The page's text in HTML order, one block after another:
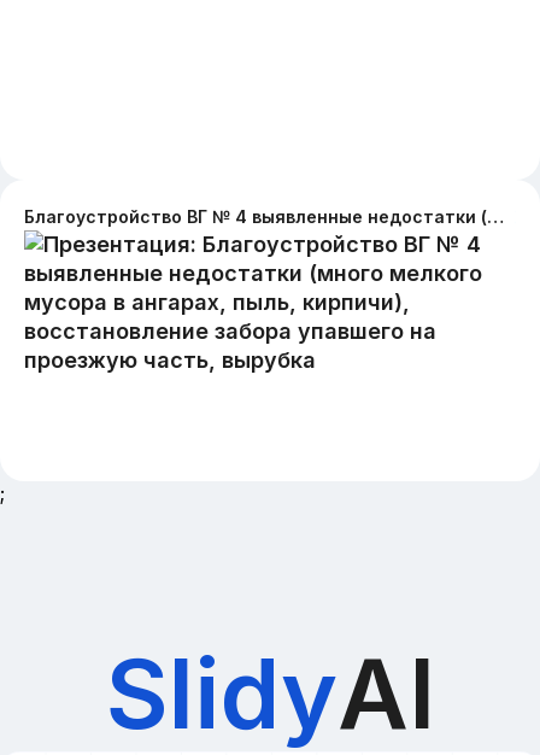
Благоустройство ВГ № 4 выявленные недостатки (много мелкого мусора в ангарах, пыль, кирпичи), восстановление забора упавшего на проезжую часть, вырубка
;
SlidyAI